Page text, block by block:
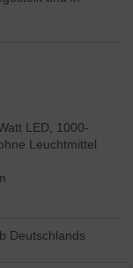
LED, 1000-
Leuchtmittel
Deutschlands